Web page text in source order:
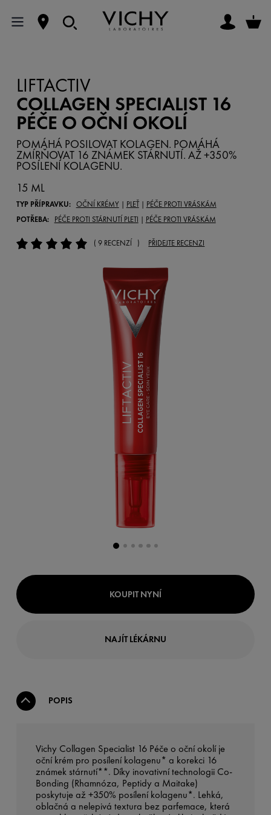
LIFTACTIV
COLLAGEN SPECIALIST 16
PÉČE O OČNÍ OKOLÍ
POMÁHÁ POSILOVAT KOLAGEN. POMÁHÁ
ZMÍRŇOVAT 16 ZNÁMEK STÁRNUTÍ. AŽ +350%
POSÍLENÍ KOLAGENU.
15 ML
TYP PŘÍPRAVKU: OČNÍ KRÉMY| PLEŤ| PÉČE PROTI VRÁSKÁM
POTŘEBA:
PÉČE PROTI STÁRNUTÍ PLETI | PÉČE PROTI VRÁSKÁM
( 9 RECENZÍ ) PŘIDEJTE RECENZI
KOUPIT NYNÍ
NAJÍT LÉKÁRNU
POPIS
Vichy Collagen Specialist 16 Péče o oční okolí je
oční krém pro posílení kolagenu* a korekci 16
známek stárnutí**. Díky inovativní technologii Co-
Bonding (Rhamnóza, Peptidy a Maitake)
poskytuje až +350% posílení kolagenu*. Lehká,
oblačná a nelepivá textura bez parfemace, která